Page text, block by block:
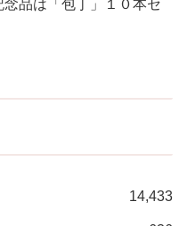
念品は「包丁」１０本セ
14,433